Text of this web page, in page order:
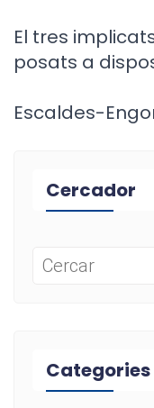
El tres
posats a
Escaldes-
Cercador
Categories